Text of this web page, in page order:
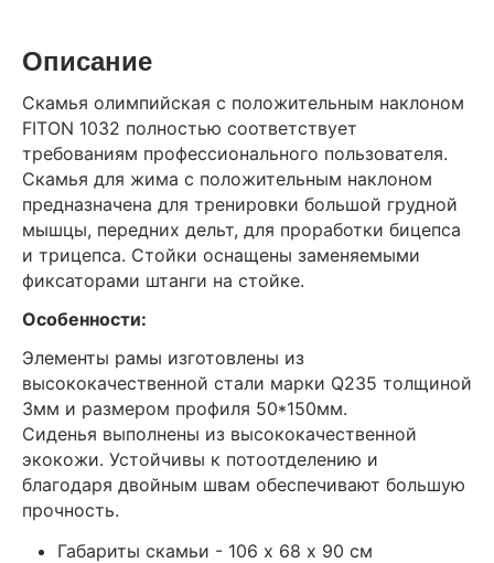
Описание
Скамья олимпийская с положительным наклоном
FITON 1032 полностью соответствует
требованиям профессионального пользователя.
Скамья для жима с положительным наклоном
предназначена для тренировки большой грудной
мышцы, передних дельт, для проработки бицепса
и трицепса. Стойки оснащены заменяемыми
фиксаторами штанги на стойке.
Особенности:
Элементы рамы изготовлены из
высококачественной стали марки Q235 толщиной
3мм и размером профиля 50*150мм.
Сиденья выполнены из высококачественной
экокожи. Устойчивы к потоотделению и
благодаря двойным швам обеспечивают большую
прочность.
Габариты скамьи - 106 х 68 х 90 см